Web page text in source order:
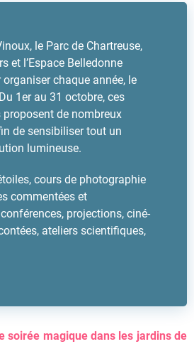
le Parc de Chartreuse,
et l’Espace Belledonne
organiser chaque année, le
1er au 31 octobre, ces
de nombreux
de sensibiliser tout un
lumineuse.
cours de photographie
commentées et
projections, ciné-
ateliers scientifiques,
soirée magique dans les jardins de